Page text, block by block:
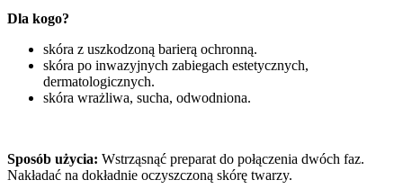
Dla kogo?
skóra z uszkodzoną barierą ochronną.
skóra po inwazyjnych zabiegach estetycznych,
dermatologicznych.
skóra wrażliwa, sucha, odwodniona.
Sposób użycia: Wstrząsnąć preparat do połączenia dwóch faz.
Nakładać na dokładnie oczyszczoną skórę twarzy.